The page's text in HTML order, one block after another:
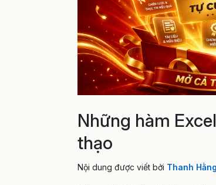
Những hàm
thạo
Nội dung được viết bởi Thanh Hằng